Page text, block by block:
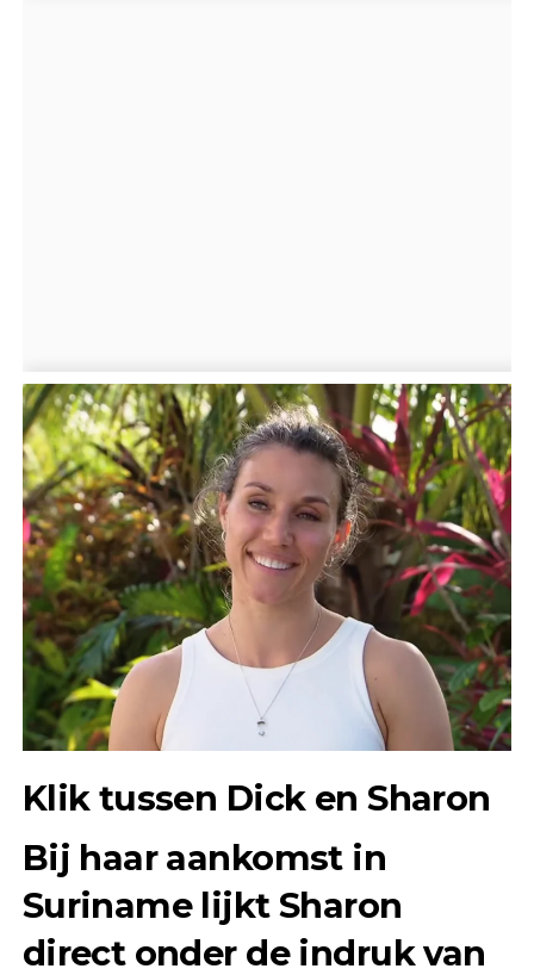
Klik tussen Dick en Sharon
Bij haar aankomst in
Suriname lijkt Sharon
direct onder de indruk van